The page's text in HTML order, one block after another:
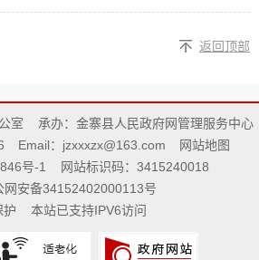
返回顶部
室
承办：金寨县人民政府网管理服务中心
Email：jzxxxzx@163.com
网站地图
号-1
网站标识码：3415240018
网安备34152402000113号
护
本站已支持IPV6访问